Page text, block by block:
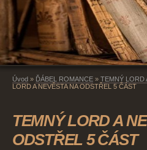
Úvod » ĎÁBEL ROMANCE » TEMNÝ LORD
LORD A NEVĚSTA NA ODSTŘEL 5 ČÁST
TEMNÝ LORD A
ODSTŘEL 5 ČÁST